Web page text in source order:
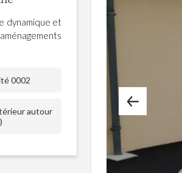
dynamique et
0002
autour